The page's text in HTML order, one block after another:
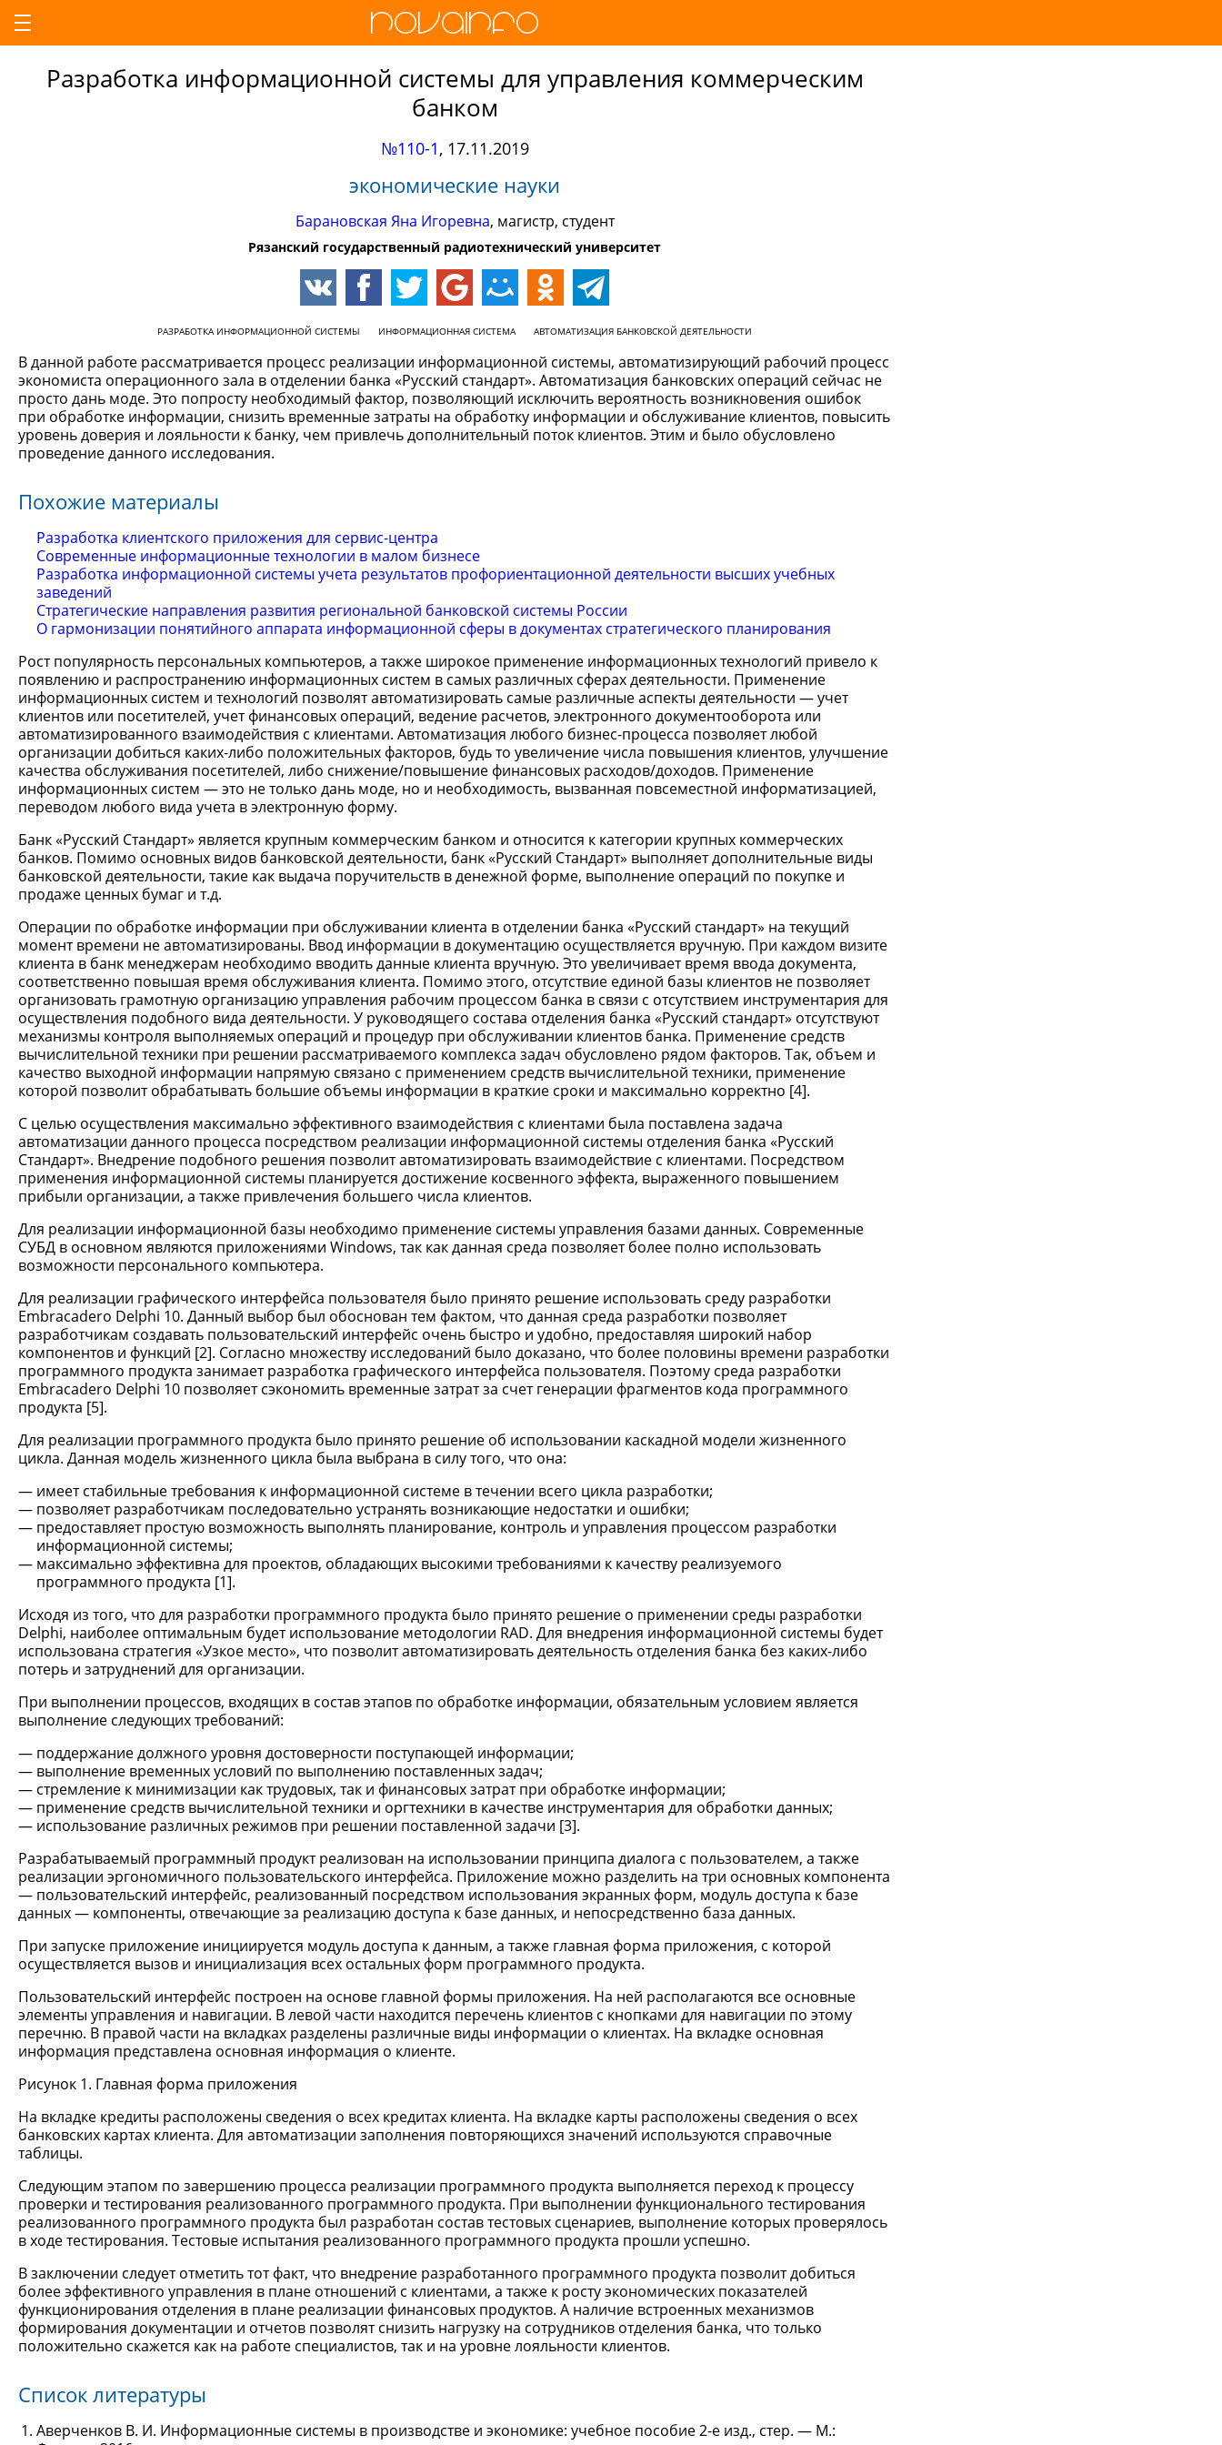
Разработка информационной системы для управления коммерческим
банком
№110-1, 17.11.2019
экономические науки
Барановская Яна Игоревна, магистр, студент
Рязанский государственный радиотехнический университет
РАЗРАБОТКА ИНФОРМАЦИОННОЙ СИСТЕМЫ ИНФОРМАЦИОННАЯ СИСТЕМА АВТОМАТИЗАЦИЯ БАНКОВСКОЙ ДЕЯТЕЛЬНОСТИ
В данной работе рассматривается процесс реализации информационной системы, автоматизирующий рабочий процесс
экономиста операционного зала в отделении банка «Русский стандарт». Автоматизация банковских операций сейчас не
просто дань моде. Это попросту необходимый фактор, позволяющий исключить вероятность возникновения ошибок
при обработке информации, снизить временные затраты на обработку информации и обслуживание клиентов, повысить
уровень доверия и лояльности к банку, чем привлечь дополнительный поток клиентов. Этим и было обусловлено
проведение данного исследования.
Похожие материалы
Разработка клиентского приложения для сервис-центра
Современные информационные технологии в малом бизнесе
Разработка информационной системы учета результатов профориентационной деятельности высших учебных
заведений
Стратегические направления развития региональной банковской системы России
О гармонизации понятийного аппарата информационной сферы в документах стратегического планирования
Рост популярность персональных компьютеров, а также широкое применение информационных технологий привело к
появлению и распространению информационных систем в самых различных сферах деятельности. Применение
информационных систем и технологий позволят автоматизировать самые различные аспекты деятельности — учет
клиентов или посетителей, учет финансовых операций, ведение расчетов, электронного документооборота или
автоматизированного взаимодействия с клиентами. Автоматизация любого бизнес-процесса позволяет любой
организации добиться каких-либо положительных факторов, будь то увеличение числа повышения клиентов, улучшение
качества обслуживания посетителей, либо снижение/повышение финансовых расходов/доходов. Применение
информационных систем — это не только дань моде, но и необходимость, вызванная повсеместной информатизацией,
переводом любого вида учета в электронную форму.
Банк «Русский Стандарт» является крупным коммерческим банком и относится к категории крупных коммерческих
банков. Помимо основных видов банковской деятельности, банк «Русский Стандарт» выполняет дополнительные виды
банковской деятельности, такие как выдача поручительств в денежной форме, выполнение операций по покупке и
продаже ценных бумаг и т.д.
Операции по обработке информации при обслуживании клиента в отделении банка «Русский стандарт» на текущий
момент времени не автоматизированы. Ввод информации в документацию осуществляется вручную. При каждом визите
клиента в банк менеджерам необходимо вводить данные клиента вручную. Это увеличивает время ввода документа,
соответственно повышая время обслуживания клиента. Помимо этого, отсутствие единой базы клиентов не позволяет
организовать грамотную организацию управления рабочим процессом банка в связи с отсутствием инструментария для
осуществления подобного вида деятельности. У руководящего состава отделения банка «Русский стандарт» отсутствуют
механизмы контроля выполняемых операций и процедур при обслуживании клиентов банка. Применение средств
вычислительной техники при решении рассматриваемого комплекса задач обусловлено рядом факторов. Так, объем и
качество выходной информации напрямую связано с применением средств вычислительной техники, применение
которой позволит обрабатывать большие объемы информации в краткие сроки и максимально корректно [4].
С целью осуществления максимально эффективного взаимодействия с клиентами была поставлена задача
автоматизации данного процесса посредством реализации информационной системы отделения банка «Русский
Стандарт». Внедрение подобного решения позволит автоматизировать взаимодействие с клиентами. Посредством
применения информационной системы планируется достижение косвенного эффекта, выраженного повышением
прибыли организации, а также привлечения большего числа клиентов.
Для реализации информационной базы необходимо применение системы управления базами данных. Современные
СУБД в основном являются приложениями Windows, так как данная среда позволяет более полно использовать
возможности персонального компьютера.
Для реализации графического интерфейса пользователя было принято решение использовать среду разработки
Embracadero Delphi 10. Данный выбор был обоснован тем фактом, что данная среда разработки позволяет
разработчикам создавать пользовательский интерфейс очень быстро и удобно, предоставляя широкий набор
компонентов и функций [2]. Согласно множеству исследований было доказано, что более половины времени разработки
программного продукта занимает разработка графического интерфейса пользователя. Поэтому среда разработки
Embracadero Delphi 10 позволяет сэкономить временные затрат за счет генерации фрагментов кода программного
продукта [5].
Для реализации программного продукта было принято решение об использовании каскадной модели жизненного
цикла. Данная модель жизненного цикла была выбрана в силу того, что она:
имеет стабильные требования к информационной системе в течении всего цикла разработки;
позволяет разработчикам последовательно устранять возникающие недостатки и ошибки;
предоставляет простую возможность выполнять планирование, контроль и управления процессом разработки
информационной системы;
максимально эффективна для проектов, обладающих высокими требованиями к качеству реализуемого
программного продукта [1].
Исходя из того, что для разработки программного продукта было принято решение о применении среды разработки
Delphi, наиболее оптимальным будет использование методологии RAD. Для внедрения информационной системы будет
использована стратегия «Узкое место», что позволит автоматизировать деятельность отделения банка без каких-либо
потерь и затруднений для организации.
При выполнении процессов, входящих в состав этапов по обработке информации, обязательным условием является
выполнение следующих требований:
поддержание должного уровня достоверности поступающей информации;
выполнение временных условий по выполнению поставленных задач;
стремление к минимизации как трудовых, так и финансовых затрат при обработке информации;
применение средств вычислительной техники и оргтехники в качестве инструментария для обработки данных;
использование различных режимов при решении поставленной задачи [3].
Разрабатываемый программный продукт реализован на использовании принципа диалога с пользователем, а также
реализации эргономичного пользовательского интерфейса. Приложение можно разделить на три основных компонента
— пользовательский интерфейс, реализованный посредством использования экранных форм, модуль доступа к базе
данных — компоненты, отвечающие за реализацию доступа к базе данных, и непосредственно база данных.
При запуске приложение инициируется модуль доступа к данным, а также главная форма приложения, с которой
осуществляется вызов и инициализация всех остальных форм программного продукта.
Пользовательский интерфейс построен на основе главной формы приложения. На ней располагаются все основные
элементы управления и навигации. В левой части находится перечень клиентов с кнопками для навигации по этому
перечню. В правой части на вкладках разделены различные виды информации о клиентах. На вкладке основная
информация представлена основная информация о клиенте.
Рисунок 1. Главная форма приложения
На вкладке кредиты расположены сведения о всех кредитах клиента. На вкладке карты расположены сведения о всех
банковских картах клиента. Для автоматизации заполнения повторяющихся значений используются справочные
таблицы.
Следующим этапом по завершению процесса реализации программного продукта выполняется переход к процессу
проверки и тестирования реализованного программного продукта. При выполнении функционального тестирования
реализованного программного продукта был разработан состав тестовых сценариев, выполнение которых проверялось
в ходе тестирования. Тестовые испытания реализованного программного продукта прошли успешно.
В заключении следует отметить тот факт, что внедрение разработанного программного продукта позволит добиться
более эффективного управления в плане отношений с клиентами, а также к росту экономических показателей
функционирования отделения в плане реализации финансовых продуктов. А наличие встроенных механизмов
формирования документации и отчетов позволят снизить нагрузку на сотрудников отделения банка, что только
положительно скажется как на работе специалистов, так и на уровне лояльности клиентов.
Список литературы
Аверченков В. И. Информационные системы в производстве и экономике: учебное пособие 2-е изд., стер. — М.: